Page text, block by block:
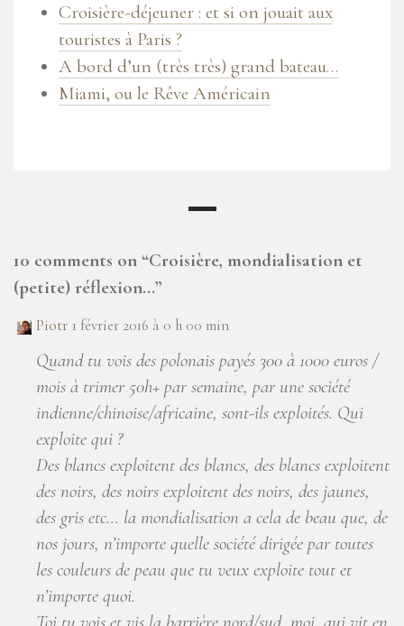
Croisière-déjeuner : et si on jouait aux
touristes à Paris ?
A bord d’un (très très) grand bateau…
Miami, ou le Rêve Américain
10 comments on “Croisière, mondialisation et
(petite) réflexion…”
Piotr 1 février 2016 à 0 h 00 min
Quand tu vois des polonais payés 300 à 1000 euros /
mois à trimer 50h+ par semaine, par une société
indienne/chinoise/africaine, sont-ils exploités. Qui
exploite qui ?
Des blancs exploitent des blancs, des blancs exploitent
des noirs, des noirs exploitent des noirs, des jaunes,
des gris etc… la mondialisation a cela de beau que, de
nos jours, n’importe quelle société dirigée par toutes
les couleurs de peau que tu veux exploite tout et
n’importe quoi.